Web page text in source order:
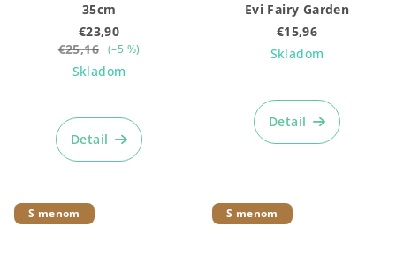
35cm
€23,90
€25,16 (–5 %)
Skladom
hodnotenie
produktu
Detail
Evi Fairy Garden
€15,96
Skladom
Detail
S menom S menom